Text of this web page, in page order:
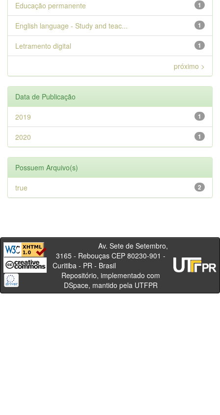
1
Educação permanente
1
English language - Study and teac...
1
Letramento digital
próximo >
Data de Publicação
1
2019
1
2020
Possuem Arquivo(s)
2
true
Av. Sete de Setembro,
3165 - Rebouças CEP 80230-901 -
Curitiba - PR - Brasil
Repositório, implementado com
DSpace, mantido pela UTFPR